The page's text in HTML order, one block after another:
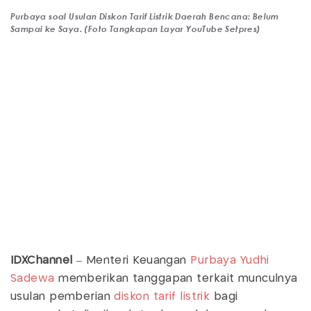
Purbaya soal Usulan Diskon Tarif Listrik Daerah Bencana: Belum
Sampai ke Saya. (Foto Tangkapan Layar YouTube Setpres)
IDXChannel – Menteri Keuangan Purbaya Yudhi
Sadewa memberikan tanggapan terkait munculnya
usulan pemberiandiskon tarif listrik bagi